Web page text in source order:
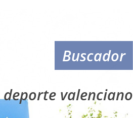
Buscador
deporte valenciano